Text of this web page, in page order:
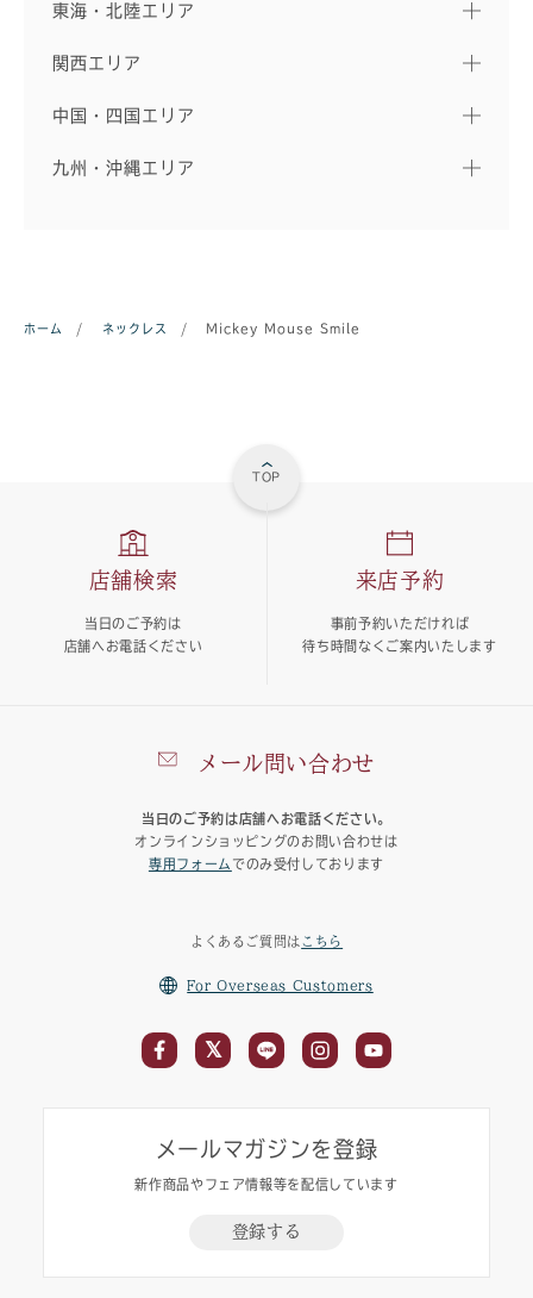
東海・北陸エリア
関西エリア
中国・四国エリア
九州・沖縄エリア
ホーム / ネックレス / Mickey Mouse Smile
TOP
メール問い合わせ
当日のご予約は店舗へお電話ください。
オンラインショッピングのお問い合わせは
専用フォーム でのみ受付しております
店舗検索
当日のご予約は
店舗へお電話ください
来店予約
事前予約いただければ
待ち時間なくご案内いたします
よくあるご質問は こちら
For Overseas Customers
メールマガジンを登録
新作商品やフェア情報等を配信しています
登録する